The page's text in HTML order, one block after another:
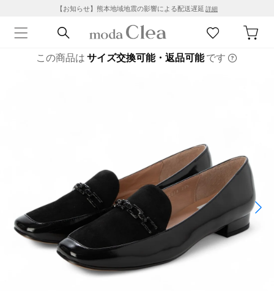
【お知らせ】熊本地域地震の影響による配送遅延 詳細
この商品は サイズ交換可能・返品可能です